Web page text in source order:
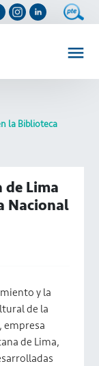
la Biblioteca
de Lima
Nacional
y la
de la
empresa
de Lima,